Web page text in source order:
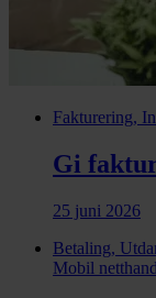
Fakturering,
Gi
25 juni 2026
Betaling,
Mobil